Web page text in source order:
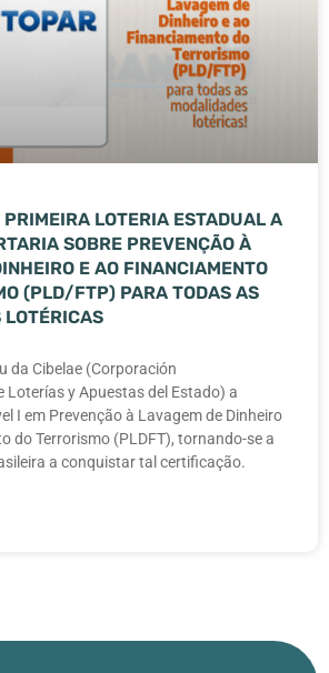
PRIMEIRA LOTERIA ESTADUAL A
SOBRE PREVENÇÃO À
E AO FINANCIAMENTO
(PLD/FTP) PARA TODAS AS
LOTÉRICAS
da Cibelae (Corporación
Loterías y Apuestas del Estado) a
I em Prevenção à Lavagem de Dinheiro
do Terrorismo (PLDFT), tornando-se a
a conquistar tal certificação.